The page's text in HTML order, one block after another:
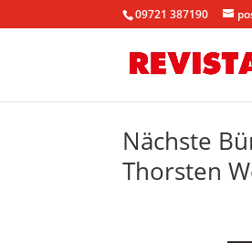
09721 387190
Nächste
Thorsten